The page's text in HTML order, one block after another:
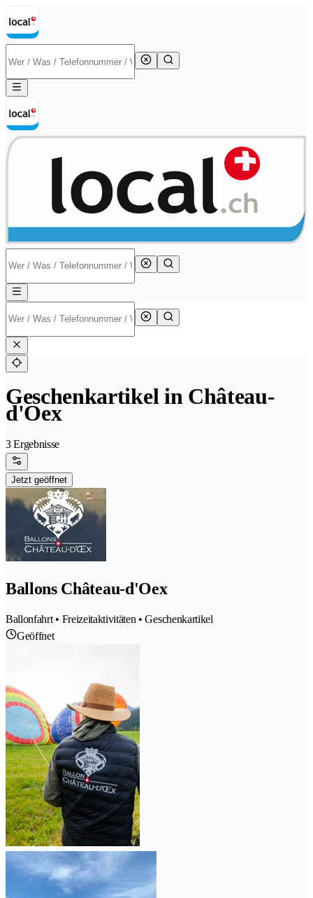
Geschenkartikel in Château-
d'Oex
3 Ergebnisse
Jetzt geöffnet
Ballons Château-d'Oex
Ballonfahrt • Freizeitaktivitäten • Geschenkartikel
Geöffnet